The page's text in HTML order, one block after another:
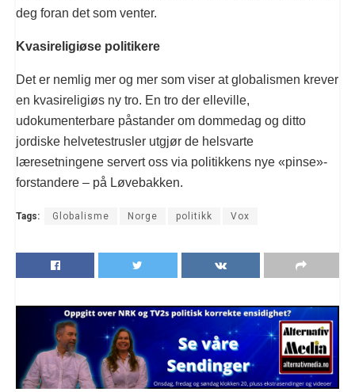
deg foran det som venter.
Kvasireligiøse politikere
Det er nemlig mer og mer som viser at globalismen krever
en kvasireligiøs ny tro. En tro der elleville,
udokumenterbare påstander om dommedag og ditto
jordiske helvetestrusler utgjør de helsvarte
læresetningene servert oss via politikkens nye «pinse»-
forstandere – på Løvebakken.
Tags: Globalisme Norge politikk Vox